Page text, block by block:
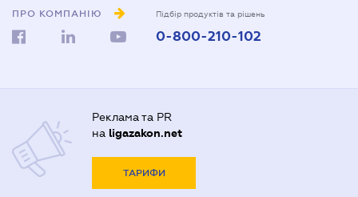
ПРО КОМПАНІЮ Підбір продуктів та рішень
0-800-210-102
Реклама та PR
на ligazakon.net
ТАРИФИ